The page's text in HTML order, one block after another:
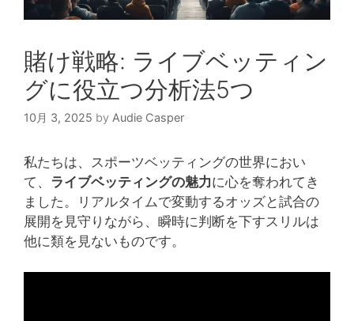
賭け戦略: ライブベッティン
グに役立つ分析法5つ
10月 3, 2025 by Audie Casper
私たちは、スポーツベッティングの世界におい
て、 ライブベッティングの魅力に心を奪われてき
ました。リアルタイムで変動するオッズと試合の
展開を見守りながら、瞬時に判断を下すスリルは
他に類を見ないものです。